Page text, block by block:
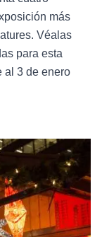
más
Véalas
para esta
al 3 de enero